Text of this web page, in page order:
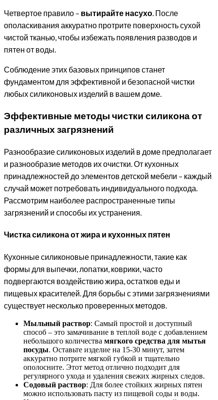
Четвертое правило – вытирайте насухо. После
ополаскивания аккуратно протрите поверхность сухой
чистой тканью, чтобы избежать появления разводов и
пятен от воды.
Соблюдение этих базовых принципов станет
фундаментом для эффективной и безопасной чистки
любых силиконовых изделий в вашем доме.
Эффективные методы чистки силикона от
различных загрязнений
Разнообразие силиконовых изделий в доме предполагает
и разнообразие методов их очистки. От кухонных
принадлежностей до элементов детской мебели – каждый
случай может потребовать индивидуального подхода.
Рассмотрим наиболее распространенные типы
загрязнений и способы их устранения.
Чистка силикона от жира и кухонных пятен
Кухонные силиконовые принадлежности, такие как
формы для выпечки, лопатки, коврики, часто
подвергаются воздействию жира, остатков еды и
пищевых красителей. Для борьбы с этими загрязнениями
существует несколько проверенных методов.
Мыльный раствор: Самый простой и доступный
способ – это замачивание в теплой воде с добавлением
небольшого количества мягкого средства для мытья
посуды. Оставьте изделие на 15-30 минут, затем
аккуратно потрите мягкой губкой и тщательно
ополосните. Этот метод отлично подходит для
регулярного ухода и удаления свежих жирных следов.
Содовый раствор: Для более стойких жирных пятен
можно использовать пасту из пищевой соды и воды.